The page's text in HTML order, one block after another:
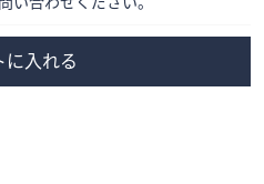
に入れる